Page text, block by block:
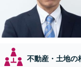
不動産・土地の